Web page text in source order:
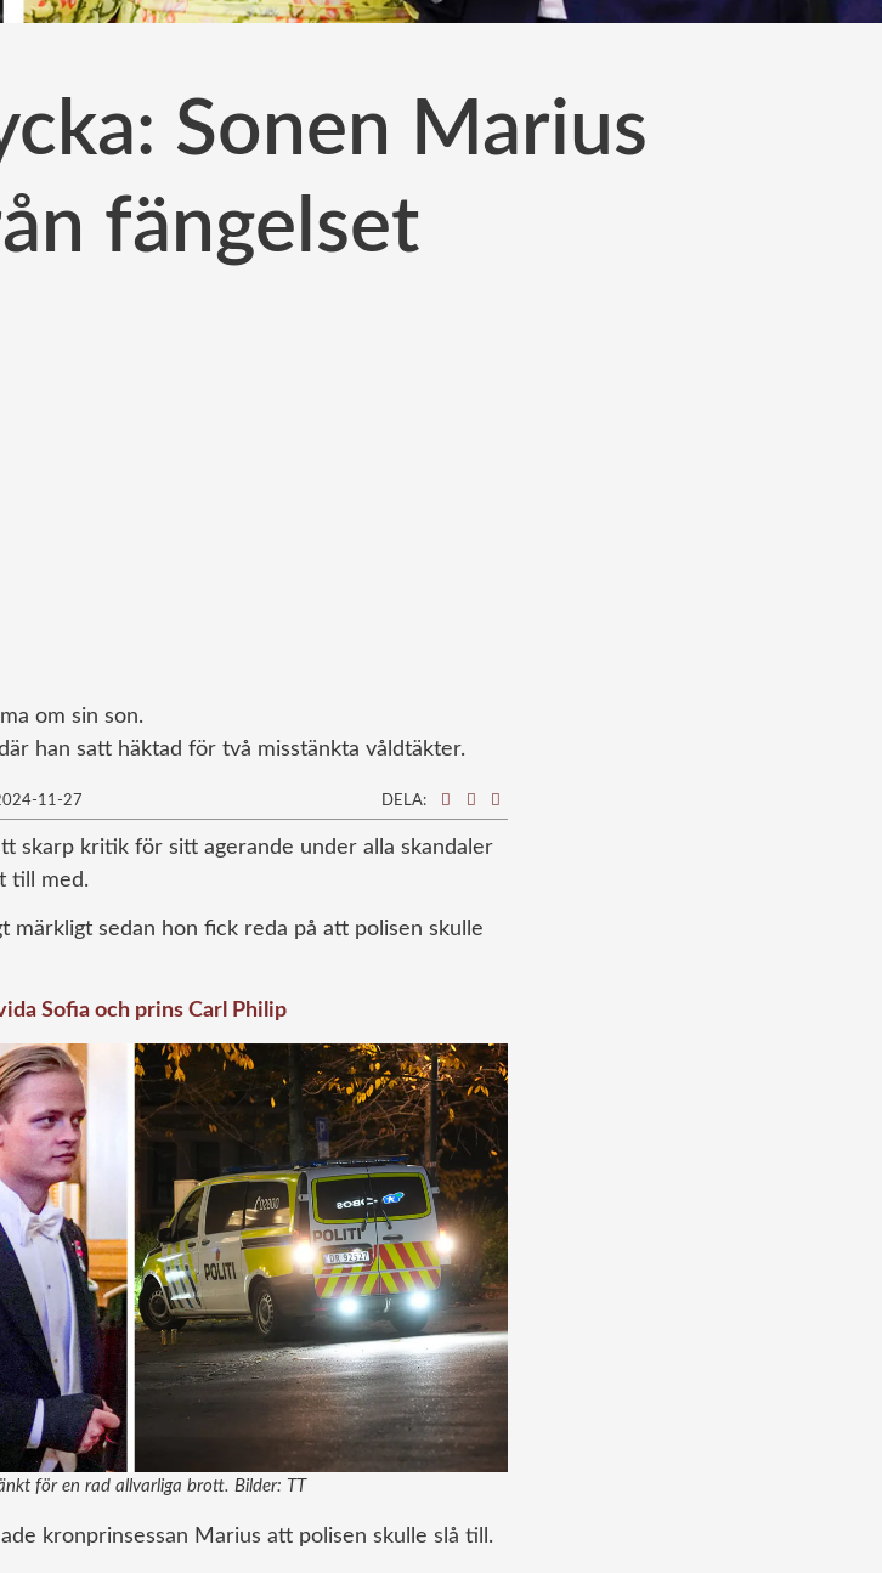
Sonen Marius
fängelset
om sin son.
han satt häktad för två misstänkta våldtäkter.
11-27 DELA:
skarp kritik för sitt agerande under alla skandaler
till med.
märkligt sedan hon fick reda på att polisen skulle
Sofia och prins Carl Philip
för en rad allvarliga brott. Bilder: TT
kronprinsessan Marius att polisen skulle slå till.